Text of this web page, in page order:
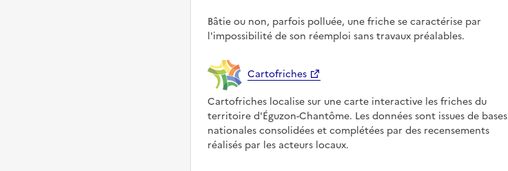
Bâtie ou non, parfois polluée, une friche se caractérise par
l'impossibilité de son réemploi sans travaux préalables.
Cartofriches
Cartofriches localise sur une carte interactive les friches du
territoire d'Éguzon-Chantôme. Les données sont issues de bases
nationales consolidées et complétées par des recensements
réalisés par les acteurs locaux.